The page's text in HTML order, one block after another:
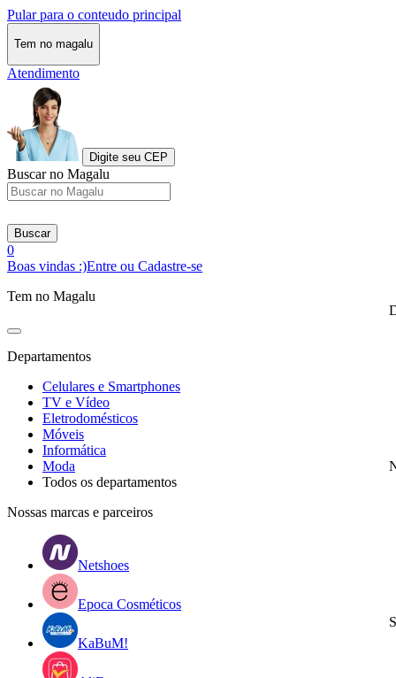
Pular para o conteudo principal
Tem no magalu
Atendimento
Digite seu CEP
Buscar no Magalu
Buscar
0
Boas vindas :)Entre ou Cadastre-se
Tem no Magalu
Departamentos
Celulares e Smartphones
TV e Vídeo
Eletrodomésticos
Móveis
Informática
Moda
Todos os departamentos
Nossas marcas e parceiros
Netshoes
Epoca Cosméticos
KaBuM!